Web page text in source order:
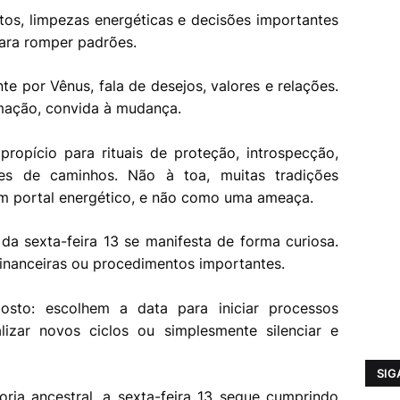
limpezas energéticas e decisões importantes
romper padrões.
por Vênus, fala de desejos, valores e relações.
convida à mudança.
para rituais de proteção, introspecção,
de caminhos. Não à toa, muitas tradições
portal energético, e não como uma ameaça.
sexta-feira 13 se manifesta de forma curiosa.
ou procedimentos importantes.
escolhem a data para iniciar processos
novos ciclos ou simplesmente silenciar e